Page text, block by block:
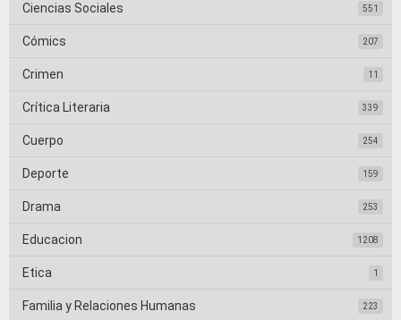
Ciencias Sociales 551
Cómics 207
Crimen 11
Crítica Literaria 339
Cuerpo 254
Deporte 159
Drama 253
Educacion 1208
Etica 1
Familia y Relaciones Humanas 223